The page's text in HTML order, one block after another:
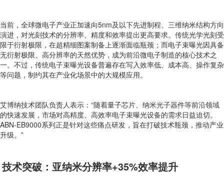
当前，全球微电子产业正加速向5nm及以下先进制程、三维纳米结构方向
演进，对光刻技术的分辨率、精度和效率提出更高要求。传统光学光刻受
限于衍射极限，在超精细图案制备上逐渐面临瓶颈；而电子束曝光因具备
无衍射极限、高分辨率的天然优势，成为前沿微电子制造的核心技术之
一。不过，传统电子束曝光设备普遍存在写入效率低、成本高、操作复杂
等问题，制约其在产业化场景中的大规模应用。
艾博纳技术团队负责人表示：“随着量子芯片、纳米光子器件等前沿领域
的快速发展，市场对高精度、高效率电子束曝光设备的需求日益迫切。
ABN-EB9000系列正是针对这些痛点研发，旨在打破技术瓶颈，推动产业
升级。”
技术突破：亚纳米分辨率+35%效率提升